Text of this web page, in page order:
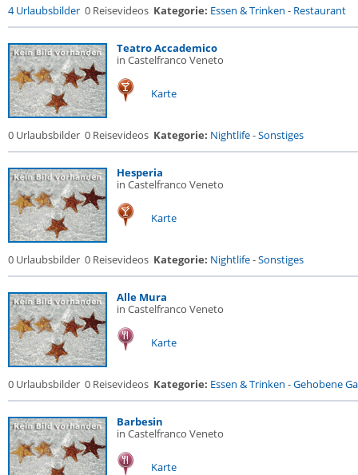
4 Urlaubsbilder 0 Reisevideos Kategorie: Essen & Trinken - Restaurant
Teatro Accademico
in Castelfranco Veneto
Karte
0 Urlaubsbilder 0 Reisevideos Kategorie: Nightlife-Sonstiges
Hesperia
in Castelfranco Veneto
Karte
0 Urlaubsbilder 0 Reisevideos Kategorie: Nightlife-Sonstiges
Alle Mura
in Castelfranco Veneto
Karte
0 Urlaubsbilder 0 Reisevideos Kategorie: Essen & Trinken -Gehobene
Barbesin
in Castelfranco Veneto
Karte